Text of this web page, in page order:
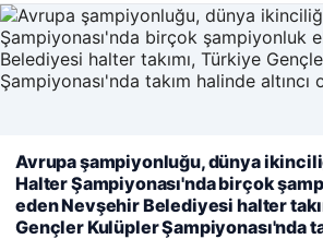
© 2026 Bilgi Spot – Güncel Haberler
Web sitemizi nasıl kullandığınızı daha iyi
deneyiminizi kişiselleştirmek ve geliştirmek
kullanıyoruz.Çerez Politikamız
Avrupa şampiyonluğu, dünya
Halter Şampiyonası'nda birçok
eden Nevşehir Belediyesi halter
Gençler Kulüpler Şampiyonası'nda
lemagrup.com.tr
escort
escort
escort
escort
escort